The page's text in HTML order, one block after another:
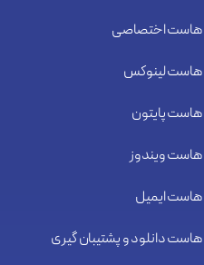
هاست اختصاصی
هاست لینوکس
هاست پایتون
هاست ویندوز
هاست ایمیل
هاست دانلود و پشتیبان گیری